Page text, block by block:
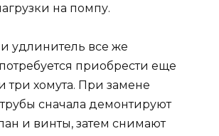
на помпу.
удлинитель все же
приобрести еще
три хомута. При замене
сначала демонтируют
и винты, затем снимают